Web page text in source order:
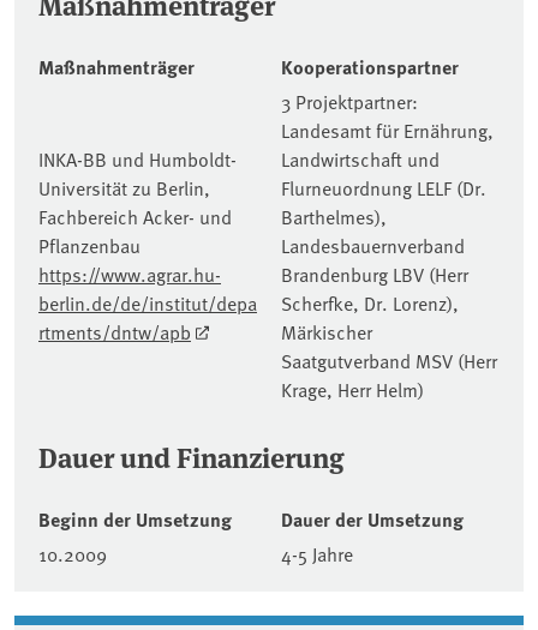
Maßnahmenträger
INKA-BB und Humboldt-
Universität zu Berlin,
Fachbereich Acker- und
Pflanzenbau
https://www.agrar.hu-
berlin.de/de/institut/depa
rtments/dntw/apb
Kooperationspartner
3 Projektpartner:
Landesamt für Ernährung,
Landwirtschaft und
Flurneuordnung LELF (Dr.
Barthelmes),
Landesbauernverband
Brandenburg LBV (Herr
Scherfke, Dr. Lorenz),
Märkischer
Saatgutverband MSV (Herr
Krage, Herr Helm)
Dauer und Finanzierung
Beginn der Umsetzung
10.2009
Dauer der Umsetzung
4-5 Jahre